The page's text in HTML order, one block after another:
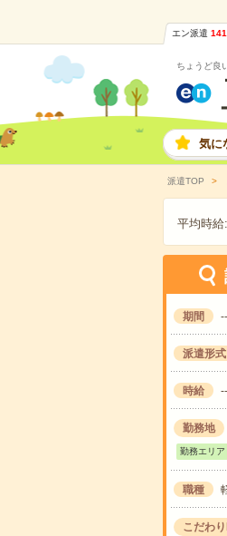
エン派遣
ちょうど良
気に
派遣TOP
平均時給:
期間
派遣形式
時給
勤務地
勤務エリア
職種
こだわ